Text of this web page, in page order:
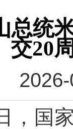
总统
交20
，国